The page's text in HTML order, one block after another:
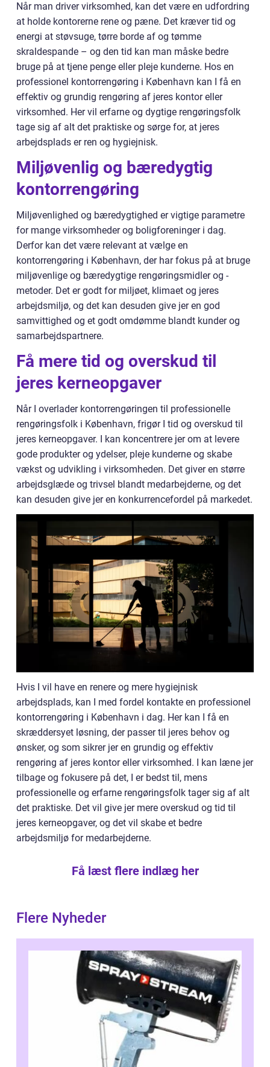
Når man driver virksomhed, kan det være en udfordring
at holde kontorerne rene og pæne. Det kræver tid og
energi at støvsuge, tørre borde af og tømme
skraldespande – og den tid kan man måske bedre
bruge på at tjene penge eller pleje kunderne. Hos en
professionel kontorrengøring i København kan I få en
effektiv og grundig rengøring af jeres kontor eller
virksomhed. Her vil erfarne og dygtige rengøringsfolk
tage sig af alt det praktiske og sørge for, at jeres
arbejdsplads er ren og hygiejnisk.
Miljøvenlig og bæredygtig
kontorrengøring
Miljøvenlighed og bæredygtighed er vigtige parametre
for mange virksomheder og boligforeninger i dag.
Derfor kan det være relevant at vælge en
kontorrengøring i København, der har fokus på at bruge
miljøvenlige og bæredygtige rengøringsmidler og -
metoder. Det er godt for miljøet, klimaet og jeres
arbejdsmiljø, og det kan desuden give jer en god
samvittighed og et godt omdømme blandt kunder og
samarbejdspartnere.
Få mere tid og overskud til
jeres kerneopgaver
Når I overlader kontorrengøringen til professionelle
rengøringsfolk i København, frigør I tid og overskud til
jeres kerneopgaver. I kan koncentrere jer om at levere
gode produkter og ydelser, pleje kunderne og skabe
vækst og udvikling i virksomheden. Det giver en større
arbejdsglæde og trivsel blandt medarbejderne, og det
kan desuden give jer en konkurrencefordel på markedet.
Hvis I vil have en renere og mere hygiejnisk
arbejdsplads, kan I med fordel kontakte en professionel
kontorrengøring i København i dag. Her kan I få en
skræddersyet løsning, der passer til jeres behov og
ønsker, og som sikrer jer en grundig og effektiv
rengøring af jeres kontor eller virksomhed. I kan læne jer
tilbage og fokusere på det, I er bedst til, mens
professionelle og erfarne rengøringsfolk tager sig af alt
det praktiske. Det vil give jer mere overskud og tid til
jeres kerneopgaver, og det vil skabe et bedre
arbejdsmiljø for medarbejderne.
Få læst flere indlæg her
Flere Nyheder